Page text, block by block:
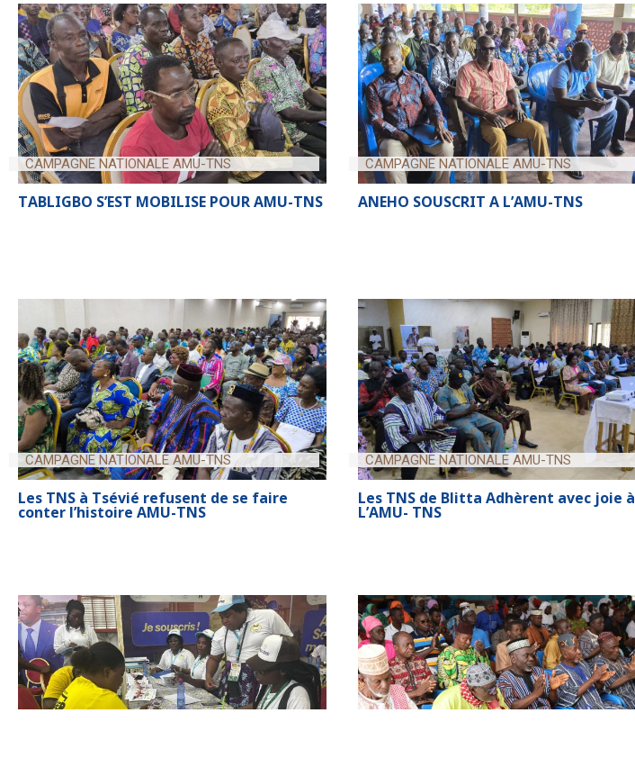
CAMPAGNE NATIONALE AMU-TNS
TABLIGBO S’EST MOBILISE POUR AMU-TNS
CAMPAGNE NATIONALE AMU-TNS
ANEHO SOUSCRIT A L’AMU-TNS
CAMPAGNE NATIONALE AMU-TNS
Les TNS à Tsévié refusent de se faire
conter l’histoire AMU-TNS
CAMPAGNE NATIONALE AMU-TNS
Les TNS de Blitta Adhèrent avec joie à
L’AMU- TNS